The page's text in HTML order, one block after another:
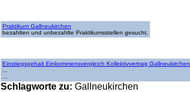
Praktikum Gallneukirchen
bezahlten und unbezahlte Praktikumsstellen gesucht.
Einstiegsgehalt Einkommensvergleich Kollektivvertrag Gallneukirchen
Schlagworte zu: Gallneukirchen